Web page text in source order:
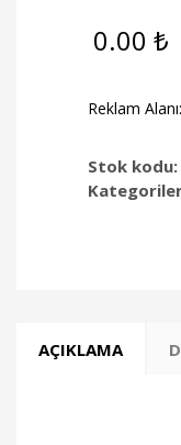
0.00 ₺
Reklam
Stok kodu:
AÇIKLAMA